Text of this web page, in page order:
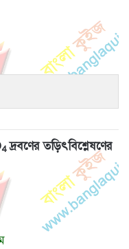
4দ্রবণের তড়িৎবিশ্লেষণের